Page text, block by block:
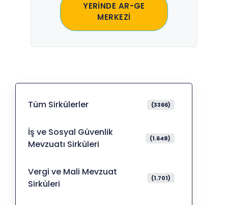
YERİNDE AR-GE
MERKEZİ
Tüm Sirkülerler (3366)
İş ve Sosyal Güvenlik
Mevzuatı Sirküleri
(1.648)
Vergi ve Mali Mevzuat
Sirküleri
(1.701)